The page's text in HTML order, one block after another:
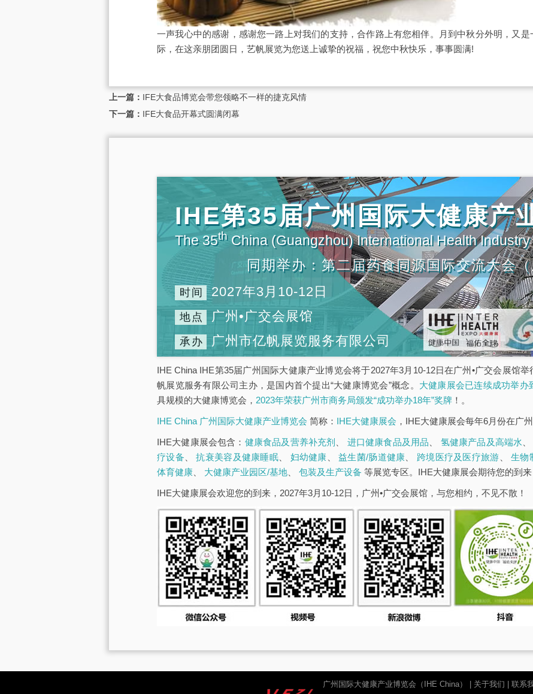
一声我心中的感谢，感谢您一路上对我们的支持，合作路上有您相伴。月到中秋分外明，又
际，在这亲朋团圆日，艺帆展览为您送上诚挚的祝福，祝您中秋快乐，事事圆满!
上一篇： IFE大食品博览会带您领略不一样的捷克风情
下一篇： IFE大食品开幕式圆满闭幕
IHE第35届广州国际大健康产
The 35thChina (Guangzhou) International Health
同期举办：第二届药食同源国际交流大会
时间 2027年3月10-12日
地点 广州•广交会展馆
承办 广州市亿帆展览服务有限公司
IHE China IHE第35届广州国际大健康产业博览会将于2027年3月10-12日在广州•广交会展馆
帆展览服务有限公司主办，是国内首个提出“大健康博览会”概念。 大健康展会已连续成功举办
具规模的大健康博览会， 2023年荣获广州市商务局颁发“成功举办18年”奖牌 ！。
IHE China 广州国际大健康产业博览会 简称： IHE大健康展会 ，IHE大健康展会每年6月份在广
IHE大健康展会包含： 健康食品及营养补充剂 进口健康食品及用品 氢健康产品及高端水
疗设备 、抗衰美容及健康睡眠、 妇幼健康 、益生菌/肠道健康 跨境医疗及医疗旅游 、生物
体育健康
大健康产业园区/基地 包装及生产设备 等展览专区。IHE大健康展会期待您的到来
IHE大健康展会欢迎您的到来，2027年3月10-12日，广州•广交会展馆，与您相约，不见不散！
广州国际大健康产业博览会（IHE China） 关于我们 联系